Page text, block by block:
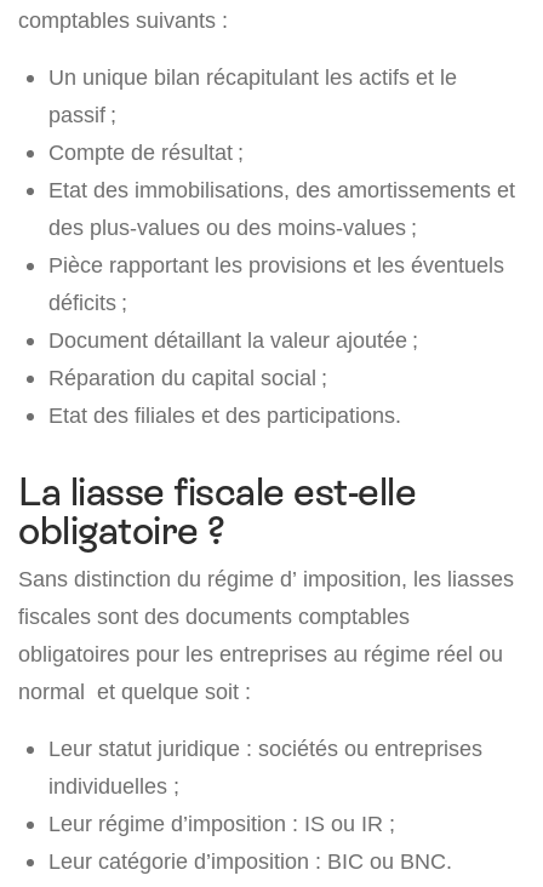
comptables suivants :
Un unique bilan récapitulant les actifs et le
passif ;
Compte de résultat ;
Etat des immobilisations, des amortissements et
des plus-values ou des moins-values ;
Pièce rapportant les provisions et les éventuels
déficits ;
Document détaillant la valeur ajoutée ;
Réparation du capital social ;
Etat des filiales et des participations.
La liasse fiscale est-elle
obligatoire ?
Sans distinction du régime d’ imposition, les liasses
fiscales sont des documents comptables
obligatoires pour les entreprises au régime réel ou
normal et quelque soit :
Leur statut juridique : sociétés ou entreprises
individuelles ;
Leur régime d’imposition : IS ou IR ;
Leur catégorie d’imposition : BIC ou BNC.